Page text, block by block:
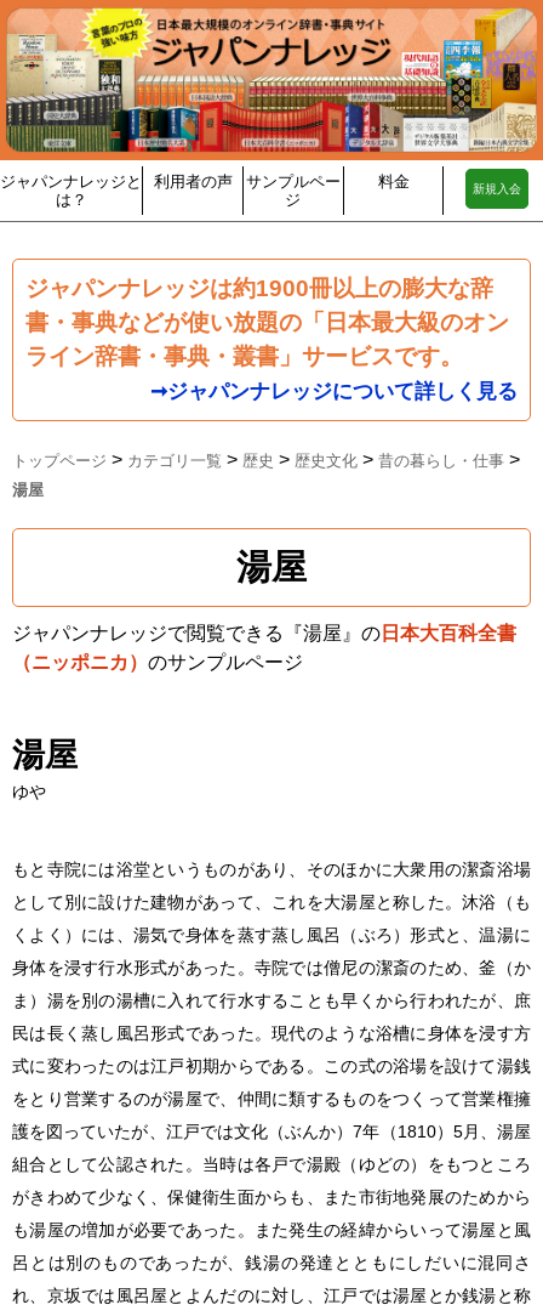
ジャパンナレッジと
は？
利用者の声
サンプルペー
ジ
料金 新規入会
ジャパンナレッジは約1900冊以上の膨大な辞
書・事典などが使い放題の「日本最大級のオン
ライン辞書・事典・叢書」サービスです。
➞ジャパンナレッジについて詳しく見る
トップページ > カテゴリ一覧 > 歴史 > 歴史文化 > 昔の暮らし・仕事 >
湯屋
湯屋
ジャパンナレッジで閲覧できる『湯屋』の 日本大百科全書
（ニッポニカ） のサンプルページ
湯屋
ゆや
もと寺院には浴堂というものがあり、そのほかに大衆用の潔斎浴場
として別に設けた建物があって、これを大湯屋と称した。沐浴（も
くよく）には、湯気で身体を蒸す蒸し風呂（ぶろ）形式と、温湯に
身体を浸す行水形式があった。寺院では僧尼の潔斎のため、釜（か
ま）湯を別の湯槽に入れて行水することも早くから行われたが、庶
民は長く蒸し風呂形式であった。現代のような浴槽に身体を浸す方
式に変わったのは江戸初期からである。この式の浴場を設けて湯銭
をとり営業するのが湯屋で、仲間に類するものをつくって営業権擁
護を図っていたが、江戸では文化（ぶんか）7年（1810）5月、湯屋
組合として公認された。当時は各戸で湯殿（ゆどの）をもつところ
がきわめて少なく、保健衛生面からも、また市街地発展のためから
も湯屋の増加が必要であった。また発生の経緯からいって湯屋と風
呂とは別のものであったが、銭湯の発達とともにしだいに混同さ
れ、京坂では風呂屋とよんだのに対し、江戸では湯屋とか銭湯と称